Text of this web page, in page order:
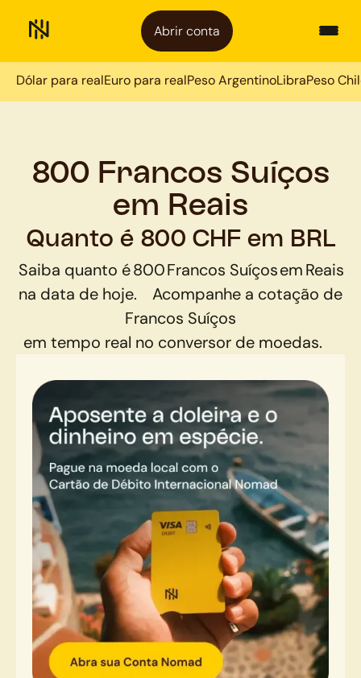
Abrir conta
Dólar para realEuro para realPeso ArgentinoLibraPeso
800 Francos Suíços
em Reais
Quanto é 800 CHF em BRL
Saiba quanto é800Francos SuíçosemReais
na data de hoje.
Acompanhe a cotação de
Francos Suíços
em tempo real no conversor de moedas.